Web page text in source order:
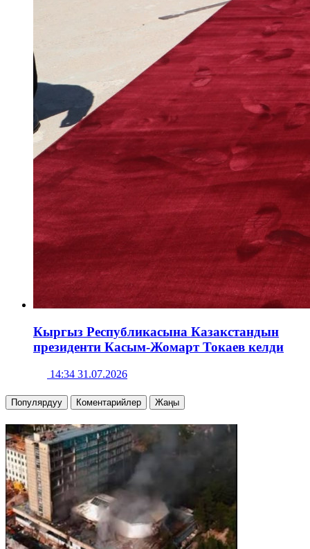
Кыргыз Республикасына Казакстандын
президенти Касым-Жомарт Токаев келди
14:34 31.07.2026
Популярдуу Коментарийлер Жаңы